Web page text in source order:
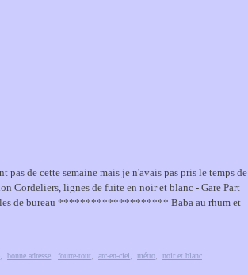
pas de cette semaine mais je n'avais pas pris le temps de
Cordeliers, lignes de fuite en noir et blanc - Gare Part
de bureau ******************** Baba au rhum et
bonne adresse fourre-tout arc-en-ciel métro noir et blanc